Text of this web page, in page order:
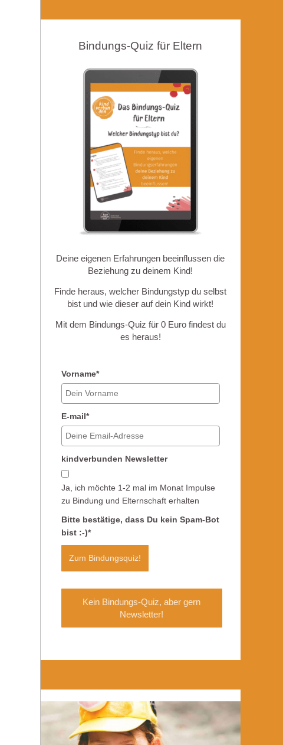
Bindungs-Quiz für Eltern
Deine eigenen Erfahrungen beeinflussen die
Beziehung zu deinem Kind!
Finde heraus, welcher Bindungstyp du selbst
bist und wie dieser auf dein Kind wirkt!
Mit dem Bindungs-Quiz für 0 Euro findest du
es heraus!
Vorname*
E-mail*
kindverbunden Newsletter
Ja, ich möchte 1-2 mal im Monat Impulse
zu Bindung und Elternschaft erhalten
Bitte bestätige, dass Du kein Spam-Bot
bist :-)*
Zum Bindungsquiz!
ActiveCampaign
Kein Bindungs-Quiz, aber gern
Newsletter!